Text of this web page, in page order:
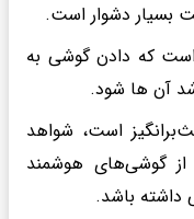
بسیار دشوار است.
است که دادن گوشی به
آن ها شود.
است، شواهد
از گوشی‌های هوشمند
داشته باشد.